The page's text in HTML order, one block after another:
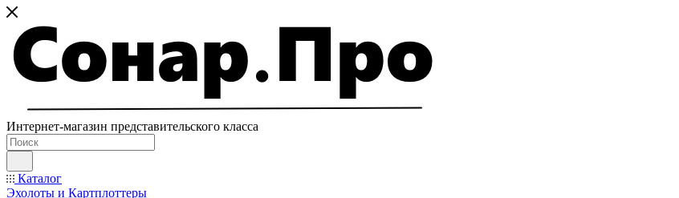
Интернет-магазин представительского класса
Каталог
Эхолоты и Картплоттеры